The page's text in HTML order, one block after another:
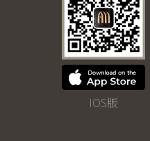
IOS版